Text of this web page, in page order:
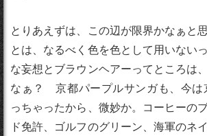
とりあえずは、この辺が限界かなぁと
とは、なるべく色を色として用いない
な妄想とブラウンヘアーってところは
なぁ？ 京都パープルサンガも、今は
っちゃったから、微妙か。コーヒーの
ド免許、ゴルフのグリーン、海軍のネ